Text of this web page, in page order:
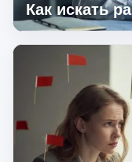
Как искать